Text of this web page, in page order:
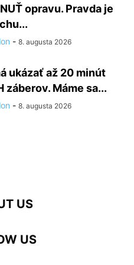
opravu. Pravda je
- 8. augusta 2026
ukázať až 20 minút
záberov. Máme sa...
- 8. augusta 2026
US
US